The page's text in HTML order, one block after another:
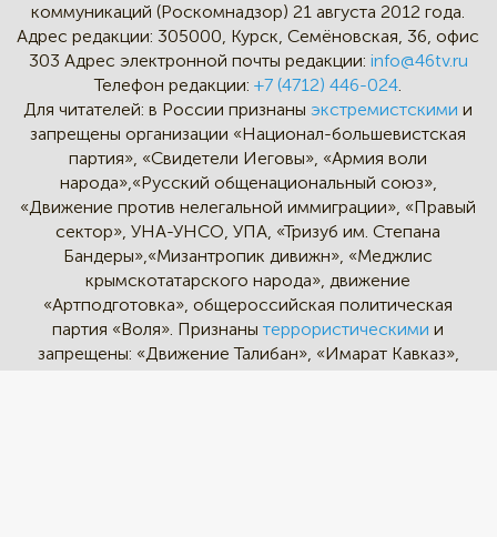
коммуникаций (Роскомнадзор) 21 августа 2012 года.
Адрес редакции: 305000, Курск, Семёновская, 36, офис
303 Адрес электронной почты редакции: info@46tv.ru
Телефон редакции: +7 (4712) 446-024.
Для читателей: в России признаныэкстремистскими и
запрещены организации «Национал-большевистская
партия», «Свидетели Иеговы», «Армия воли
народа»,«Русский общенациональный союз»,
«Движение против нелегальной иммиграции», «Правый
сектор», УНА-УНСО, УПА, «Тризуб им. Степана
Бандеры»,«Мизантропик дивижн», «Меджлис
крымскотатарского народа», движение
«Артподготовка», общероссийская политическая
партия «Воля». Признанытеррористическими и
запрещены: «Движение Талибан», «Имарат Кавказ»,